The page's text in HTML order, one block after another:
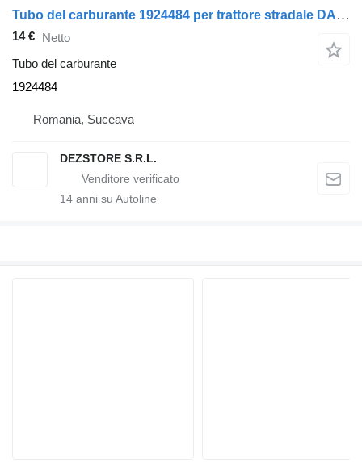
Tubo del carburante 1924484 per trattore stradale DAF XF
14 € Netto
Tubo del carburante
1924484
Romania, Suceava
DEZSTORE S.R.L.
14 anni su Autoline